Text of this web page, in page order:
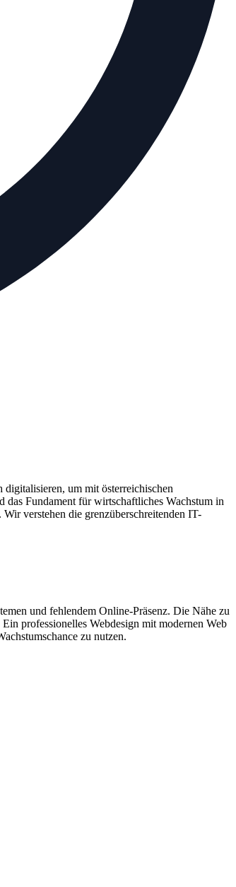
um mit österreichischen
Fundament für wirtschaftliches Wachstum in
verstehen die grenzüberschreitenden IT-
und fehlendem Online-Präsenz. Die Nähe zu
professionelles Webdesign mit modernen Web
zu nutzen.